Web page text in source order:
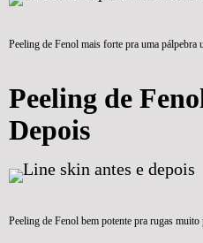
Peeling de Fenol mais forte pra uma pálpebra
Peeling de
Depois
Peeling de Fenol bem potente pra rugas muito